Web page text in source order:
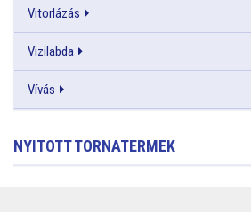
Vitorlázás
Vizilabda
Vívás
NYITOTT TORNATERMEK